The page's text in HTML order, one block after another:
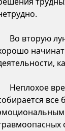
Во вторую
Неплохое
все